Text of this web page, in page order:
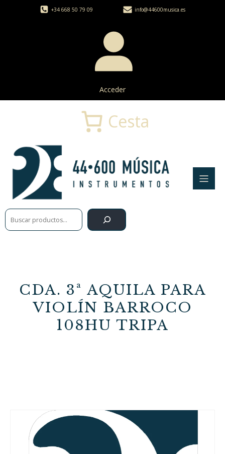
+34 668 50 79 09 info@44600musica.es
Acceder
Buscar
Cesta
CDA. 3ª AQUILA PARA
VIOLÍN BARROCO
108HU TRIPA